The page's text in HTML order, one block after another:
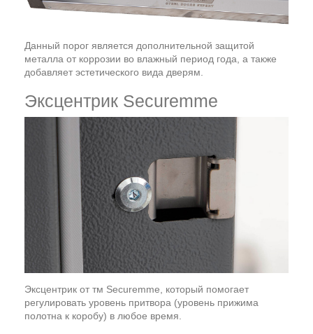
Данный порог является дополнительной защитой
металла от коррозии во влажный период года, а также
добавляет эстетического вида дверям.
Эксцентрик Securemme
Эксцентрик от тм Securemme, который помогает
регулировать уровень притвора (уровень прижима
полотна к коробу) в любое время.